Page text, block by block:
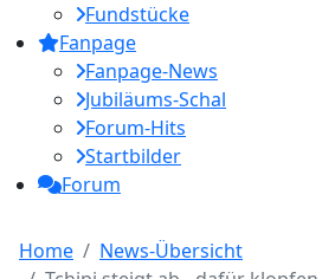
Fundstücke
Fanpage
Fanpage-News
Jubiläums-Schal
Forum-Hits
Startbilder
Forum
Home
News-Übersicht